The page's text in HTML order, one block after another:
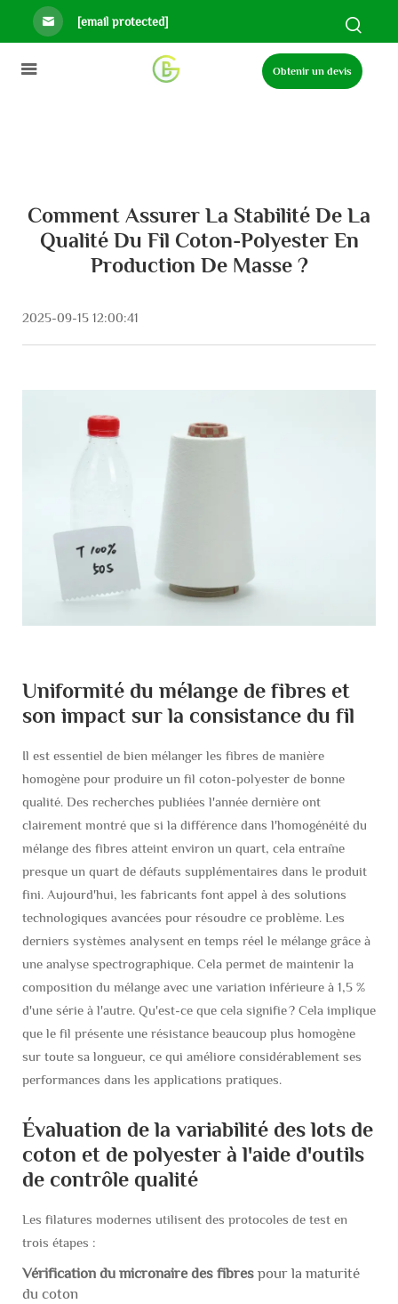
[email protected]
Obtenir un devis
Comment Assurer La Stabilité De La
Qualité Du Fil Coton-Polyester En
Production De Masse ?
2025-09-15 12:00:41
Uniformité du mélange de fibres et
son impact sur la consistance du fil
Il est essentiel de bien mélanger les fibres de manière
homogène pour produire un fil coton-polyester de bonne
qualité. Des recherches publiées l'année dernière ont
clairement montré que si la différence dans l'homogénéité du
mélange des fibres atteint environ un quart, cela entraîne
presque un quart de défauts supplémentaires dans le produit
fini. Aujourd'hui, les fabricants font appel à des solutions
technologiques avancées pour résoudre ce problème. Les
derniers systèmes analysent en temps réel le mélange grâce à
une analyse spectrographique. Cela permet de maintenir la
composition du mélange avec une variation inférieure à 1,5 %
d'une série à l'autre. Qu'est-ce que cela signifie ? Cela implique
que le fil présente une résistance beaucoup plus homogène
sur toute sa longueur, ce qui améliore considérablement ses
performances dans les applications pratiques.
Évaluation de la variabilité des lots de
coton et de polyester à l'aide d'outils
de contrôle qualité
Les filatures modernes utilisent des protocoles de test en
trois étapes :
Vérification du micronaire des fibres pour la maturité
du coton